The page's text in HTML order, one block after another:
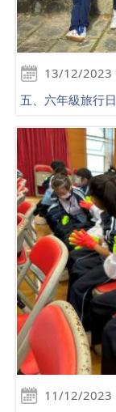
13/12/2023
五、六年級旅行日
11/12/2023